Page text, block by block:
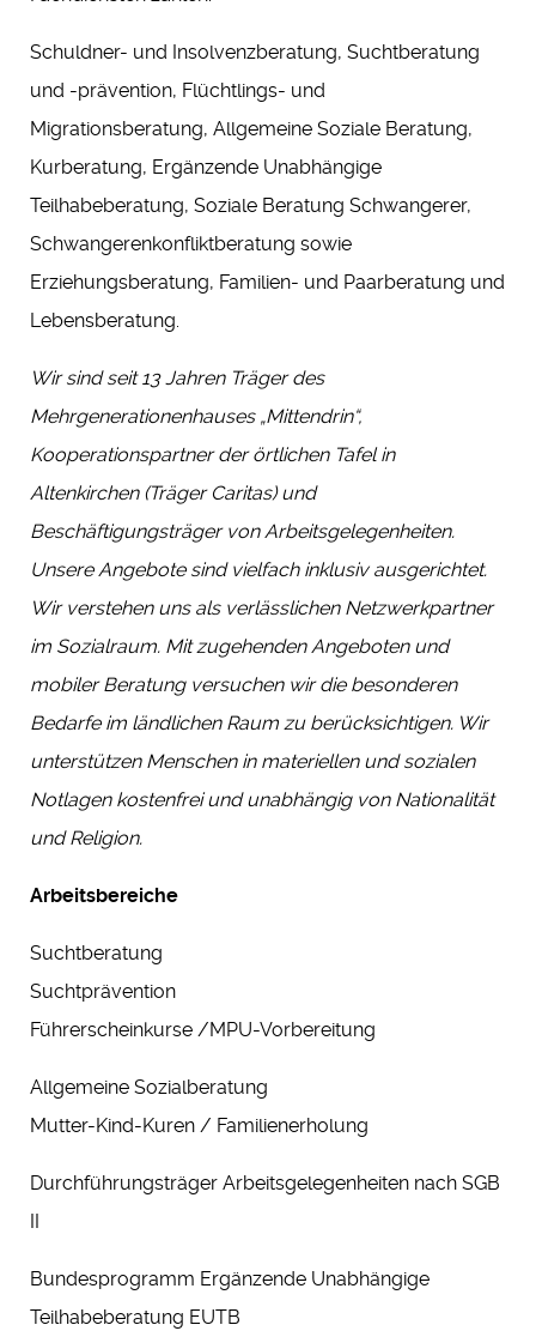
Schuldner- und Insolvenzberatung, Suchtberatung
und -prävention, Flüchtlings- und
Migrationsberatung, Allgemeine Soziale Beratung,
Kurberatung, Ergänzende Unabhängige
Teilhabeberatung, Soziale Beratung Schwangerer,
Schwangerenkonfliktberatung sowie
Erziehungsberatung, Familien- und Paarberatung und
Lebensberatung.
Wir sind seit 13 Jahren Träger des
Mehrgenerationenhauses „Mittendrin“,
Kooperationspartner der örtlichen Tafel in
Altenkirchen (Träger Caritas) und
Beschäftigungsträger von Arbeitsgelegenheiten.
Unsere Angebote sind vielfach inklusiv ausgerichtet.
Wir verstehen uns als verlässlichen Netzwerkpartner
im Sozialraum. Mit zugehenden Angeboten und
mobiler Beratung versuchen wir die besonderen
Bedarfe im ländlichen Raum zu berücksichtigen. Wir
unterstützen Menschen in materiellen und sozialen
Notlagen kostenfrei und unabhängig von Nationalität
und Religion.
Arbeitsbereiche
Suchtberatung
Suchtprävention
Führerscheinkurse /MPU-Vorbereitung
Allgemeine Sozialberatung
Mutter-Kind-Kuren / Familienerholung
Durchführungsträger Arbeitsgelegenheiten nach SGB
Bundesprogramm Ergänzende Unabhängige
Teilhabeberatung EUTB